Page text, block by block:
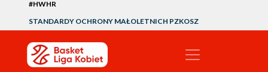
#HWHR
STANDARDY OCHRONY MAŁOLETNICH PZKOSZ